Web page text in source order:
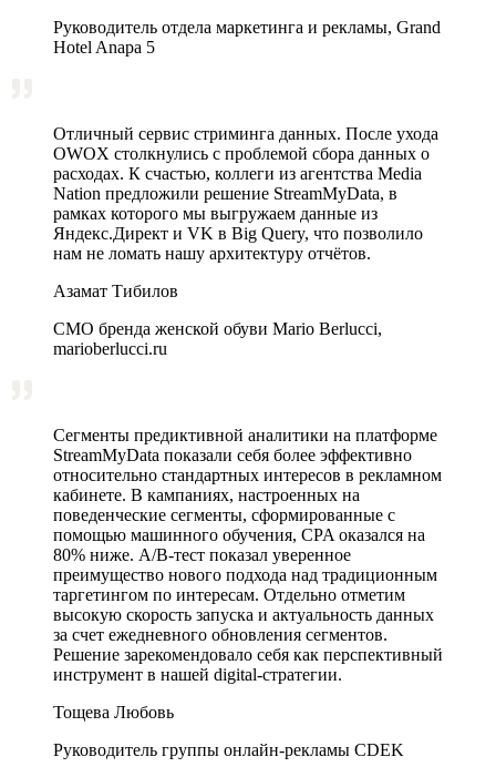
Руководитель отдела маркетинга и рекламы, Grand
Hotel Anapa 5
Отличный сервис стриминга данных. После ухода
OWOX столкнулись с проблемой сбора данных о
расходах. К счастью, коллеги из агентства Media
Nation предложили решение StreamMyData, в
рамках которого мы выгружаем данные из
Яндекс.Директ и VK в Big Query, что позволило
нам не ломать нашу архитектуру отчётов.
Азамат Тибилов
CMO бренда женской обуви Mario Berlucci,
marioberlucci.ru
Сегменты предиктивной аналитики на платформе
StreamMyData показали себя более эффективно
относительно стандартных интересов в рекламном
кабинете. В кампаниях, настроенных на
поведенческие сегменты, сформированные с
помощью машинного обучения, CPA оказался на
80% ниже. A/B‑тест показал уверенное
преимущество нового подхода над традиционным
таргетингом по интересам. Отдельно отметим
высокую скорость запуска и актуальность данных
за счет ежедневного обновления сегментов.
Решение зарекомендовало себя как перспективный
инструмент в нашей digital-стратегии.
Тощева Любовь
Руководитель группы онлайн-рекламы CDEK